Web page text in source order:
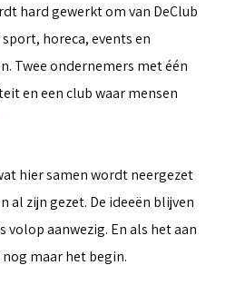
hard gewerkt om van DeClub
horeca, events en
Twee ondernemers met één
en een club waar mensen
hier samen wordt neergezet
al zijn gezet. De ideeën blijven
volop aanwezig. En als het aan
maar het begin.